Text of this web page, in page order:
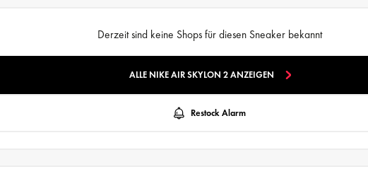
Derzeit sind keine Shops für diesen Sneaker bekannt
ALLE NIKE AIR SKYLON 2 ANZEIGEN
Restock Alarm